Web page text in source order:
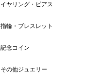
イヤリング・ピアス
指輪・ブレスレット
記念コイン
その他ジュエリー